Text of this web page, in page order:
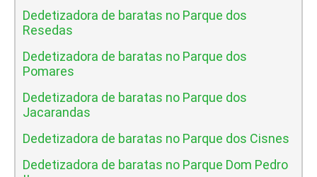
Dedetizadora de baratas no Parque dos
Resedas
Dedetizadora de baratas no Parque dos
Pomares
Dedetizadora de baratas no Parque dos
Jacarandas
Dedetizadora de baratas no Parque dos Cisnes
Dedetizadora de baratas no Parque Dom Pedro